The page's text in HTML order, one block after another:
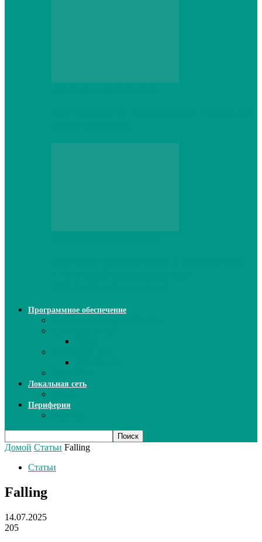
Программное обеспечение
Локальная сеть
Периферия
Домой Статьи Falling
Статьи
Falling
14.07.2025
205